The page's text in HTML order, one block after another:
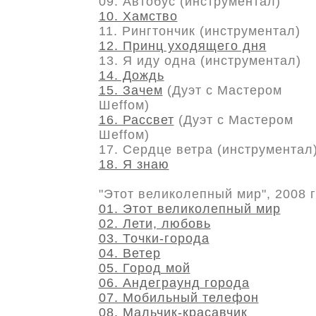
10. Хамство
11. Рингтончик (инструментал)
12. Принц уходящего дня
13. Я иду одна (инструментал)
14. Дождь
15. Зачем (Дуэт с Мастером
Шеffом)
16. Рассвет (Дуэт с Мастером
Шеffом)
17. Сердце ветра (инструментал)
18. Я знаю
"Этот великолепный мир", 2008
01. Этот великолепный мир
02. Лети, любовь
03. Точки-города
04. Ветер
05. Город мой
06. Андеграунд города
07. Мобильный телефон
08. Мальчик-красавчик